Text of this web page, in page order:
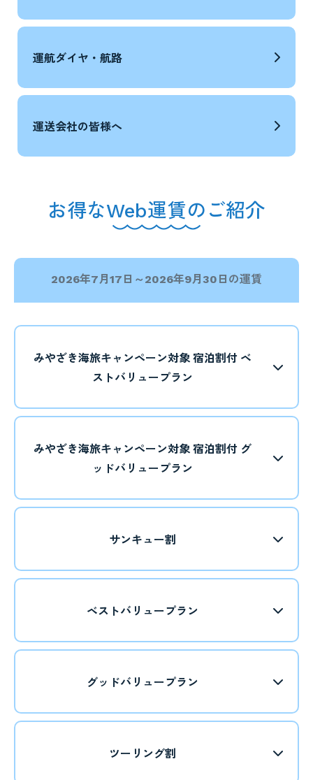
運航ダイヤ・航路
運送会社の皆様へ
お得なWeb運賃のご紹介
2026年7月17日～2026年9月30日の運賃
みやざき海旅キャンペーン対象 宿泊割付 ベ
ストバリュープラン
みやざき海旅キャンペーン対象 宿泊割付 グ
ッドバリュープラン
サンキュー割
ベストバリュープラン
グッドバリュープラン
ツーリング割